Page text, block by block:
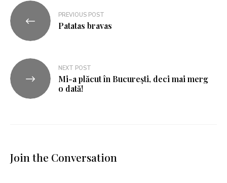
PREVIOUS POST
Patatas bravas
NEXT POST
Mi-a plăcut în București, deci mai merg
o dată!
Join the Conversation